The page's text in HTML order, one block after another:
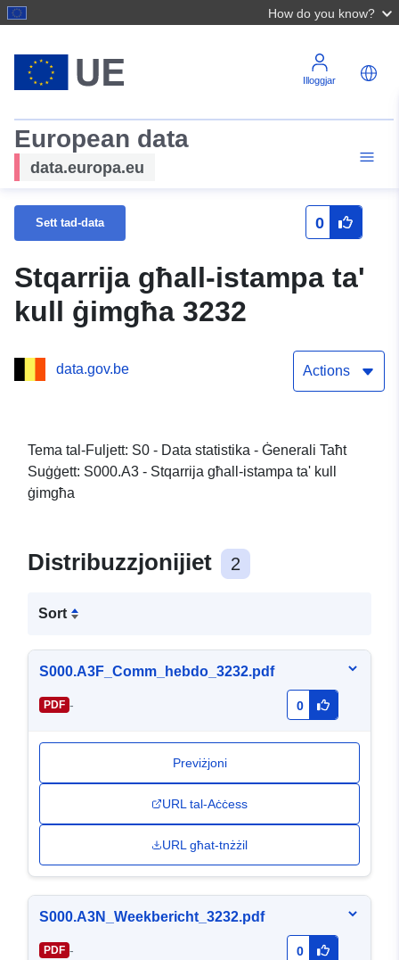
How do you know?
Illoggjar
European data
data.europa.eu
Sett tad-data 0
Stqarrija għall-istampa ta'
kull ġimgħa 3232
data.gov.be Actions
Tema tal-Fuljett: S0 - Data statistika - Ġenerali Taħt
Suġġett: S000.A3 - Stqarrija għall-istampa ta' kull
ġimgħa
Distribuzzjonijiet 2
Sort
S000.A3F_Comm_hebdo_3232.pdf
PDF - 0
Previżjoni
URL tal-Aċċess
URL għat-tnżżil
S000.A3N_Weekbericht_3232.pdf
PDF - 0